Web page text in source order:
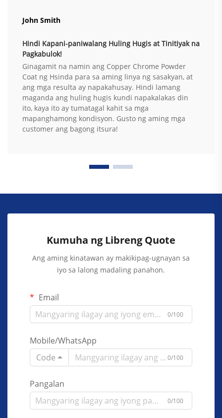
John Smith
Hindi Kapani-paniwalang Huling Hugis at Tinitiyak na
Pagkabulok!
Ginagamit na namin ang Copper Chrome Powder
Coat ng Hsinda para sa aming linya ng sasakyan, at
ang mga resulta ay napakahusay. Hindi lamang
maganda ang huling hugis kundi napakalakas din
ito, kaya ito ay tumatagal kahit sa mga
mapanghamong kondisyon. Gusto ng aming mga
customer ang bagong itsura!
Kumuha ng Libreng Quote
Ang aming kinatawan ay makikipag-ugnayan sa
iyo sa lalong madaling panahon.
Email
0/100
Mobile/WhatsApp
Code
0/100
Pangalan
0/100